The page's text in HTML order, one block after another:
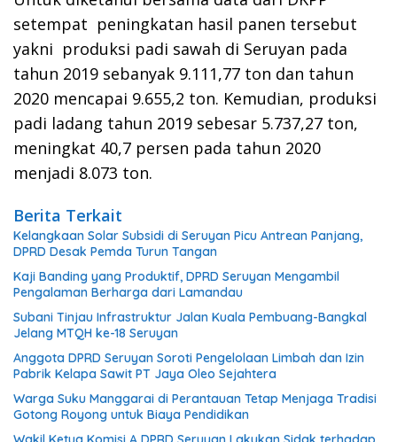
setempat peningkatan hasil panen tersebut
yakni produksi padi sawah di Seruyan pada
tahun 2019 sebanyak 9.111,77 ton dan tahun
2020 mencapai 9.655,2 ton. Kemudian, produksi
padi ladang tahun 2019 sebesar 5.737,27 ton,
meningkat 40,7 persen pada tahun 2020
menjadi 8.073 ton.
Berita Terkait
Kelangkaan Solar Subsidi di Seruyan Picu Antrean Panjang,
DPRD Desak Pemda Turun Tangan
Kaji Banding yang Produktif, DPRD Seruyan Mengambil
Pengalaman Berharga dari Lamandau
Subani Tinjau Infrastruktur Jalan Kuala Pembuang-Bangkal
Jelang MTQH ke-18 Seruyan
Anggota DPRD Seruyan Soroti Pengelolaan Limbah dan Izin
Pabrik Kelapa Sawit PT Jaya Oleo Sejahtera
Warga Suku Manggarai di Perantauan Tetap Menjaga Tradisi
Gotong Royong untuk Biaya Pendidikan